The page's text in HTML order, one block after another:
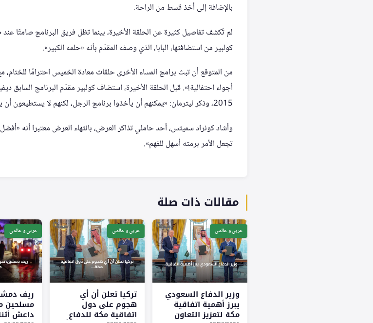
بالإضافة إلى أخذ قسط من الراحة.
لم تُكشف تفاصيل كثيرة عن الحلقة الأخيرة، بينما تظل فريق البرنامج صامتًا
كولبير من استضافتها، البابا، الذي وصفه المقدّم بأنه «حلمه الكبير».
من المتوقع أن تبث برامج المساء الأخرى حلقات معادة الخميس احترامًا
2015، وذكر ليترمان: «يمكنهم أن يأخذوا برنامج الرجل، لكنهم لا يستطيعون أن يأخذوا صوته».
وأشاد كونراد سميتس، أحد حاملي تذاكر العرض، بانتهاء العرض معتبرا أنه
تجعل الأمر برمته أسهل للفهم».
مقالات ذات صلة
عربي و عالمي
وزير الدفاع السعودي
يبرز أهمية اتفاقية
مكة لتعزيز التعاون
عربي و عالمي
تركيا تعلن أن أي
هجوم على دول
اتفاقية مكة للدفاع
عربي و عالمي
ريف
مسلحين
داعش